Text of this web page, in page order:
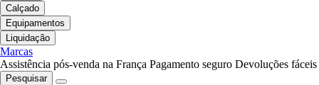
Calçado
Equipamentos
Liquidação
Marcas
Assistência pós-venda na França Pagamento seguro Devoluções fáceis
Pesquisar